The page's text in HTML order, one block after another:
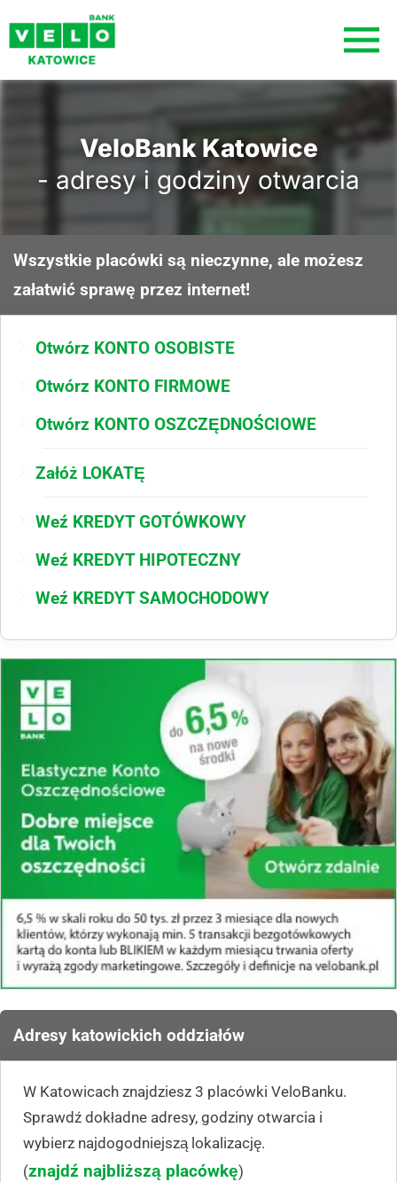
VeloBank Katowice
- adresy i godziny otwarcia
Wszystkie placówki są nieczynne, ale możesz
załatwić sprawę przez internet!
Otwórz KONTO OSOBISTE
Otwórz KONTO FIRMOWE
Otwórz KONTO OSZCZĘDNOŚCIOWE
Załóż LOKATĘ
Weź KREDYT GOTÓWKOWY
Weź KREDYT HIPOTECZNY
Weź KREDYT SAMOCHODOWY
Adresy katowickich oddziałów
W Katowicach znajdziesz 3 placówki VeloBanku.
Sprawdź dokładne adresy, godziny otwarcia i
wybierz najdogodniejszą lokalizację.
(znajdź najbliższą placówkę)